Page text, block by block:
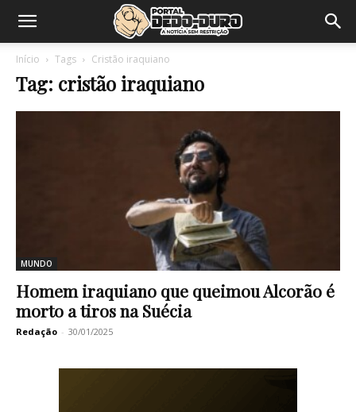
Início Tags Cristão iraquiano
Tag: cristão iraquiano
MUNDO
Homem iraquiano que queimou Alcorão é
morto a tiros na Suécia
Redação - 30/01/2025